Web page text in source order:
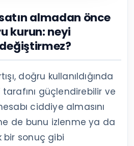
almadan önce
kurun: neyi
doğru kullanıldığında
tarafını güçlendirebilir ve
ciddiye almasını
de bunu izlenme ya da
bir sonuç gibi